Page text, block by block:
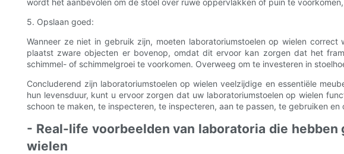
wordt het aanbevolen om de stoel over ruwe oppervlakken of puin te
5. Opslaan goed:
Wanneer ze niet in gebruik zijn, moeten laboratoriumstoelen op wielen
plaatst zware objecten er bovenop, omdat dit ervoor kan zorgen dat het
schimmel- of schimmelgroei te voorkomen. Overweeg om te investeren in
Concluderend zijn laboratoriumstoelen op wielen veelzijdige en essentiële
hun levensduur, kunt u ervoor zorgen dat uw laboratoriumstoelen op wielen
schoon te maken, te inspecteren, te inspecteren, aan te passen, te gebruiken
- Real-life voorbeelden van laboratoria die
wielen